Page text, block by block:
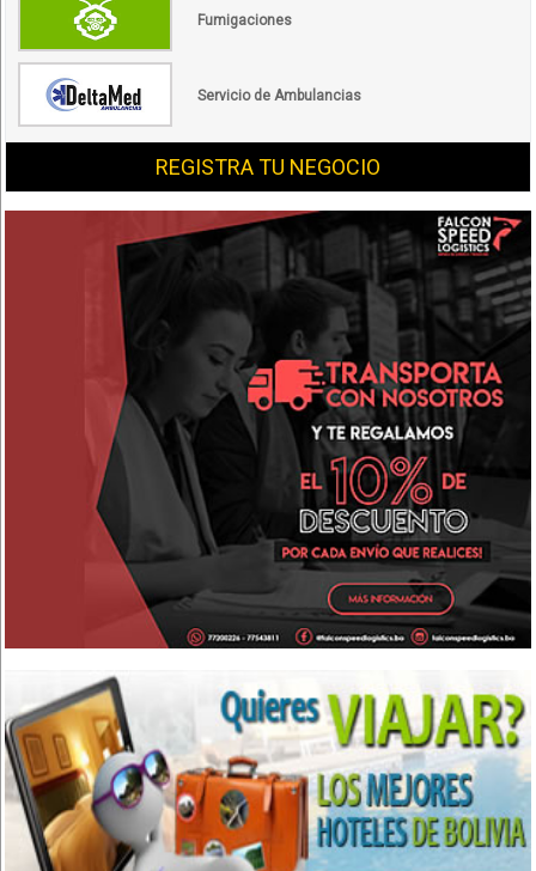
Fumigaciones
Servicio de Ambulancias
REGISTRA TU NEGOCIO